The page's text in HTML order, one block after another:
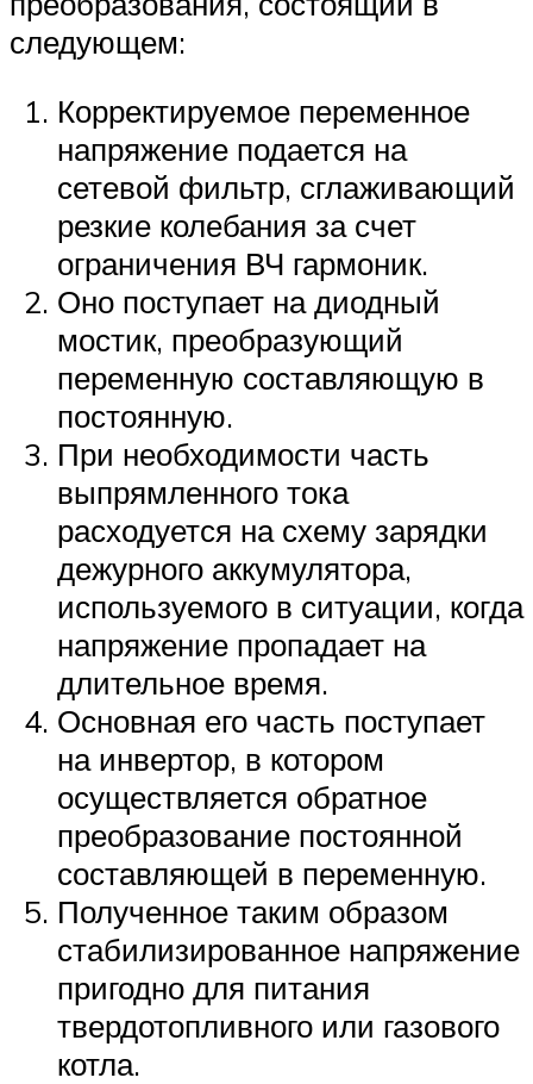
следующем:
Корректируемое переменное
напряжение подается на
сетевой фильтр, сглаживающий
резкие колебания за счет
ограничения ВЧ гармоник.
Оно поступает на диодный
мостик, преобразующий
переменную составляющую в
постоянную.
При необходимости часть
выпрямленного тока
расходуется на схему зарядки
дежурного аккумулятора,
используемого в ситуации, когда
напряжение пропадает на
длительное время.
Основная его часть поступает
на инвертор, в котором
осуществляется обратное
преобразование постоянной
составляющей в переменную.
Полученное таким образом
стабилизированное напряжение
пригодно для питания
твердотопливного или газового
котла.